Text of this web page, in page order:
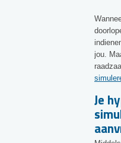
jou.
Je